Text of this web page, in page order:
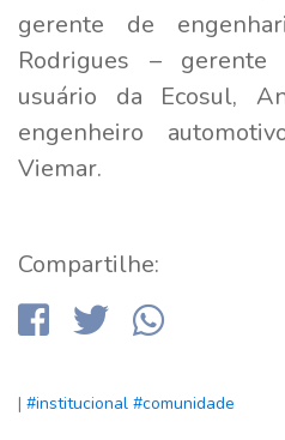
gerente de
Rodrigues –
usuário da Ecosul,
engenheiro
Viemar.
Compartilhe:
| #institucional #comunidade